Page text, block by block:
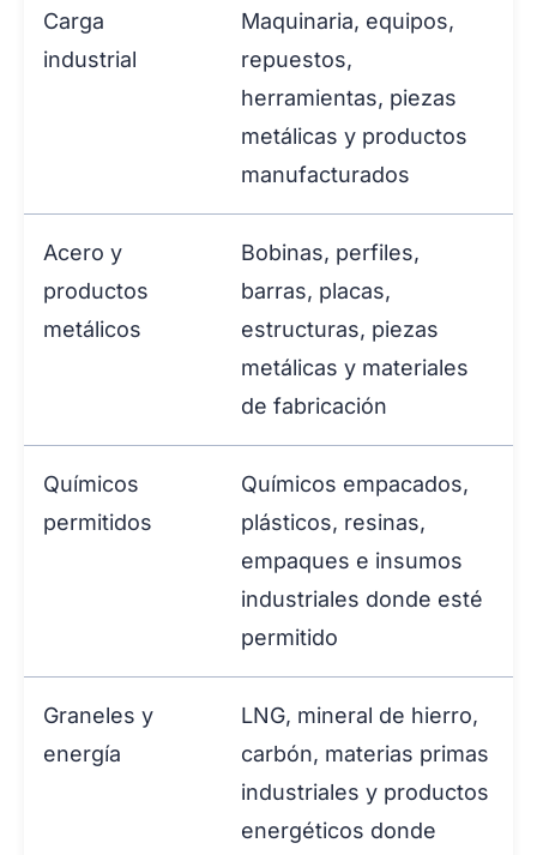
Carga
industrial
Maquinaria, equipos,
repuestos,
herramientas, piezas
metálicas y productos
manufacturados
Acero y
productos
metálicos
Bobinas, perfiles,
barras, placas,
estructuras, piezas
metálicas y materiales
de fabricación
Químicos
permitidos
Químicos empacados,
plásticos, resinas,
empaques e insumos
industriales donde esté
permitido
Graneles y
energía
LNG, mineral de hierro,
carbón, materias primas
industriales y productos
energéticos donde